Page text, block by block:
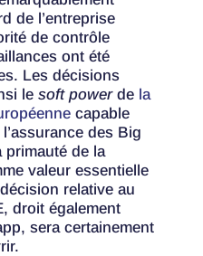
de l’entreprise
de contrôle
ont été
Les décisions
le soft powerde la
capable
des Big
primauté de la
valeur essentielle
relative au
droit également
sera certainement